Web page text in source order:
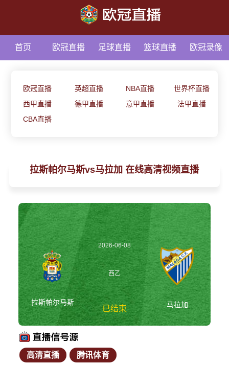
首页 欧冠直播 足球直播 篮球直播 欧冠录像
欧冠直播 英超直播 NBA直播
世界杯直播
西甲直播
德甲直播 意甲直播
法甲直播
CBA直播
拉斯帕尔马斯vs马拉加 在线高清视频直播
拉斯帕尔马斯
2026-06-08
03:00:00
西乙
已结束 马拉加
高清直播 腾讯体育